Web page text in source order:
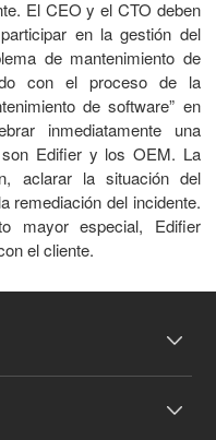
El CEO y el CTO deben
en la gestión del
de mantenimiento de
con el proceso de la
de software” en
inmediatamente una
son Edifier y los OEM. La
aclarar la situación del
remediación del incidente.
mayor especial, Edifier
el cliente.